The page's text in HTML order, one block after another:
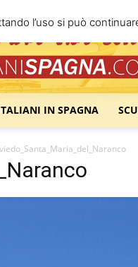
Italiani
IN SPAGNA
l’uso si può